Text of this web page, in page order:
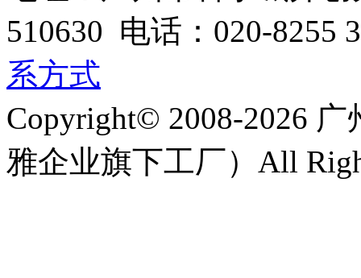
510630 电话：020-
系方式
Copyright© 2008-2026
雅企业旗下工厂）All